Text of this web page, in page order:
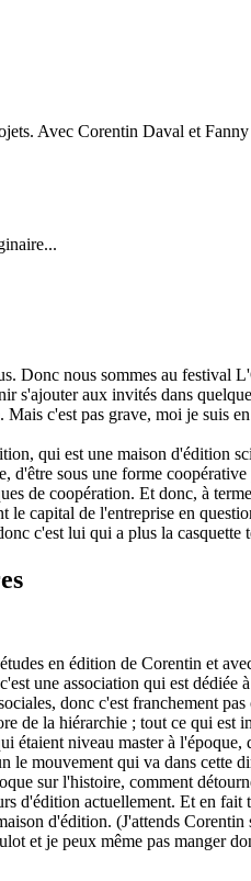
Avec Corentin Daval et
Donc nous sommes au festival
aux invités dans
c'est pas grave, moi je suis
qui est une maison d'édition
d'être sous une forme
de coopération. Et donc, à
le capital de l'entreprise en
c'est lui qui a plus la casquette
en édition de Corentin et
une association qui est
donc c'est franchement
de la hiérarchie ; tout ce qui est
étaient niveau master à
le mouvement qui va dans
sur l'histoire, comment
d'édition actuellement. Et en
d'édition. (J'attends
et je peux même pas manger